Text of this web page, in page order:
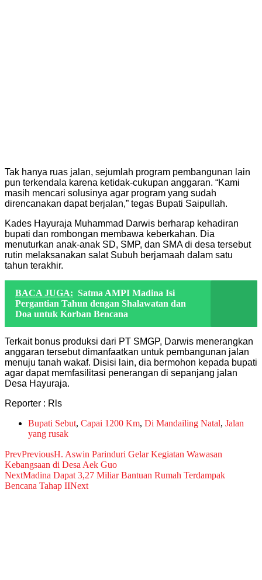
Tak hanya ruas jalan, sejumlah program pembangunan lain
pun terkendala karena ketidak-cukupan anggaran. “Kami
masih mencari solusinya agar program yang sudah
direncanakan dapat berjalan,” tegas Bupati Saipullah.
Kades Hayuraja Muhammad Darwis berharap kehadiran
bupati dan rombongan membawa keberkahan. Dia
menuturkan anak-anak SD, SMP, dan SMA di desa tersebut
rutin melaksanakan salat Subuh berjamaah dalam satu
tahun terakhir.
BACA JUGA: Satma AMPI Madina Isi
Pergantian Tahun dengan Shalawatan dan
Doa untuk Korban Bencana
Terkait bonus produksi dari PT SMGP, Darwis menerangkan
anggaran tersebut dimanfaatkan untuk pembangunan jalan
menuju tanah wakaf. Disisi lain, dia bermohon kepada bupati
agar dapat memfasilitasi penerangan di sepanjang jalan
Desa Hayuraja.
Reporter : Rls
Bupati Sebut, Capai 1200 Km, Di Mandailing Natal, Jalan
yang rusak
PrevPreviousH. Aswin Parinduri Gelar Kegiatan Wawasan
Kebangsaan di Desa Aek Guo
NextMadina Dapat 3,27 Miliar Bantuan Rumah Terdampak
Bencana Tahap IINext